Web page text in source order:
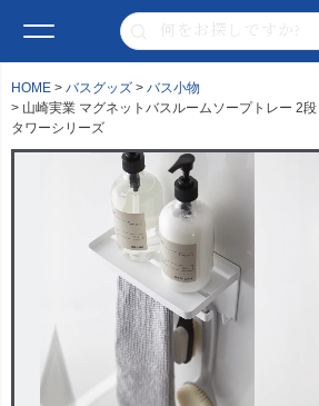
HOME バスグッズ
バス小物
山崎実業 マグネットバスルームソープトレー 2
タワーシリーズ